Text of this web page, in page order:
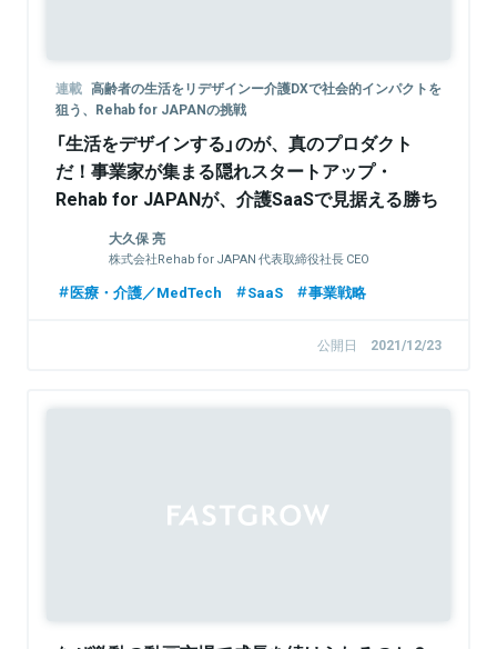
連載 高齢者の生活をリデザインー介護DXで社会的インパクトを
狙う、Rehab for JAPANの挑戦
「生活をデザインする」のが、真のプロダクト
だ！事業家が集まる隠れスタートアップ・
Rehab for JAPANが、介護SaaSで見据える勝ち
筋を創業代表・大久保に聞く
大久保 亮
株式会社Rehab for JAPAN 代表取締役社長 CEO
医療・介護／MedTech SaaS 事業戦略
公開日 2021/12/23